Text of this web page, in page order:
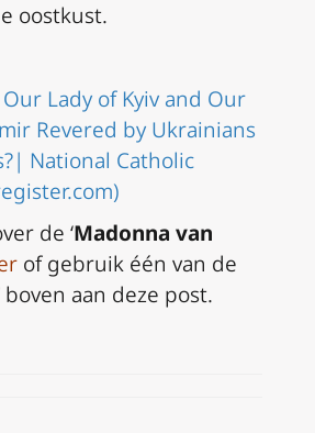
oostkust.
Lady of Kyiv and Our
Revered by Ukrainians
National Catholic
de ‘Madonna van
of gebruik één van de
boven aan deze post.